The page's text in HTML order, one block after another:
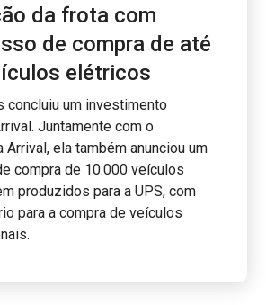
da frota com
de compra de até
elétricos
concluiu um investimento
Juntamente com o
Arrival, ela também anunciou um
compra de 10.000 veículos
produzidos para a UPS, com
para a compra de veículos